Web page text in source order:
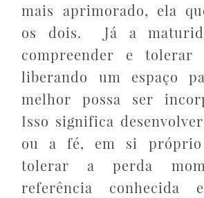
mais aprimorado, ela
os dois. Já a
compreender e tolerar
liberando um espaço
melhor possa ser
Isso significa
ou a fé, em si próprio
tolerar a perda
referência conhecida